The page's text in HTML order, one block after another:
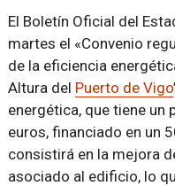
El Boletín Oficial del
martes el «Convenio
de la eficiencia
Altura del Puerto de Vigo
energética, que tiene un
euros, financiado en un
consistirá en la mejora
asociado al edificio, lo